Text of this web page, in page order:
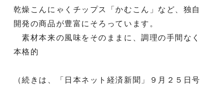
乾燥こんにゃくチップス「かむこん」など、独自
開発の商品が豊富にそろっています。
素材本来の風味をそのままに、調理の手間なく
本格的
（続きは、「日本ネット経済新聞」９月２５日号